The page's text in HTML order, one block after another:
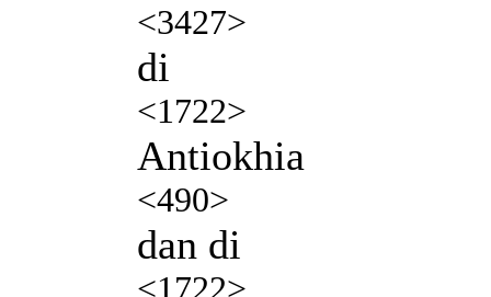
<3427>
di
<1722>
Antiokhia
<490>
dan di
<1722>